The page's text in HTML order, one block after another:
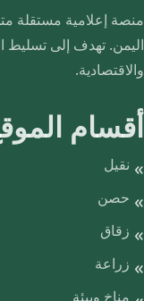
منصة إعلامية مستقلة
اليمن. تهدف إلى تسليط
والاقتصادية.
أقسام
نقيل
حصن
زقاق
زراعة
مناخ وبيئة